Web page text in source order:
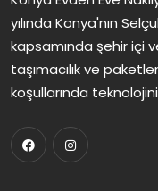
yılında Konya'nın
kapsamında şehir içi
taşımacılık ve
koşullarında